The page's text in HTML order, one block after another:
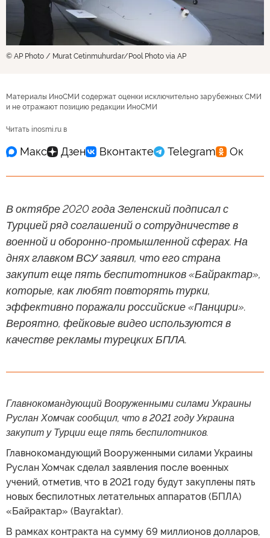
© AP Photo / Murat Cetinmuhurdar/Pool Photo via AP
Материалы ИноСМИ содержат оценки исключительно зарубежных СМИ
и не отражают позицию редакции ИноСМИ
Читать inosmi.ru в
В октябре 2020 года Зеленский подписал с
Турцией ряд соглашений о сотрудничестве в
военной и оборонно-промышленной сферах. На
днях главком ВСУ заявил, что его страна
закупит еще пять беспитотников «Байрактар»,
которые, как любят повторять турки,
эффективно поражали российские «Панцири».
Вероятно, фейковые видео используются в
качестве рекламы турецких БПЛА.
Главнокомандующий Вооруженными силами Украины
Руслан Хомчак сообщил, что в 2021 году Украина
закупит у Турции еще пять беспилотников.
Главнокомандующий Вооруженными силами Украины
Руслан Хомчак сделал заявления после военных
учений, отметив, что в 2021 году будут закуплены пять
новых беспилотных летательных аппаратов (БПЛА)
«Байрактар» (Bayraktar).
В рамках контракта на сумму 69 миллионов долларов,